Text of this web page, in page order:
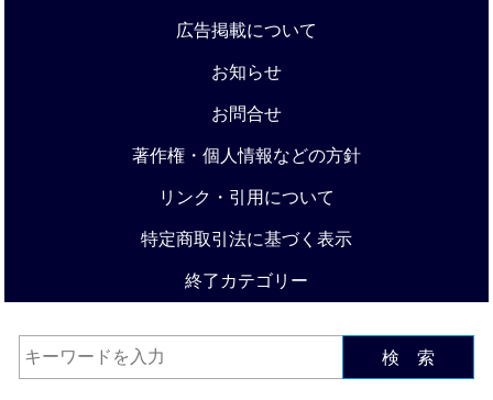
広告掲載について
お知らせ
お問合せ
著作権・個人情報などの方針
リンク・引用について
特定商取引法に基づく表示
終了カテゴリー
検 索